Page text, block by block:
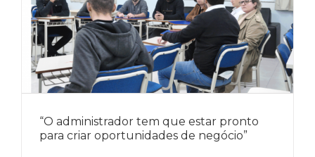
“O administrador tem que estar pronto
para criar oportunidades de negócio”